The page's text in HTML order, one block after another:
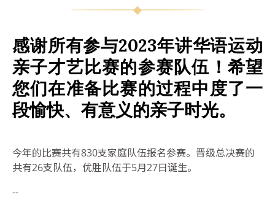
感谢所有参与2023年讲华语运动
亲子才艺比赛的参赛队伍！希望
您们在准备比赛的过程中度了一
段愉快、有意义的亲子时光。
今年的比赛共有830支家庭队伍报名参赛。晋级总决赛的
共有26支队伍，优胜队伍于5月27日诞生。
--